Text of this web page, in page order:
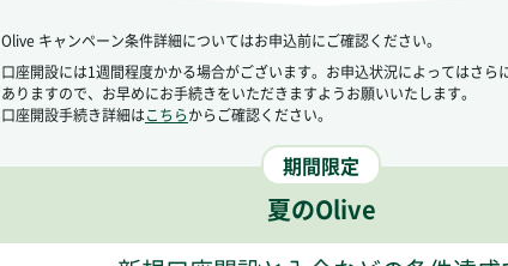
Olive キャンペーン条件詳細についてはお申込前にご確認ください。
口座開設には1週間程度かかる場合がございます。お申込状況によってはさら
ありますので、お早めにお手続きをいただきますようお願いいたします。
口座開設手続き詳細はこちらからご確認ください。
期間限定
夏のOlive